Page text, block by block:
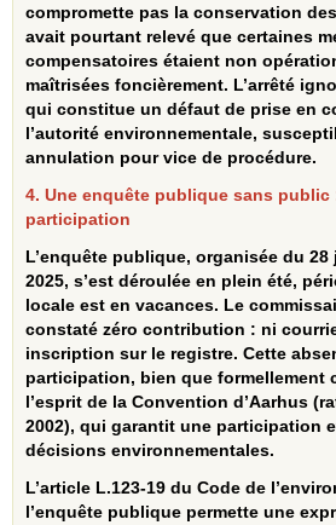
compromette pas la conservation
avait pourtant relevé que certaines
compensatoires étaient non
maîtrisées foncièrement. L’arrêté
qui constitue un défaut de prise en
l’autorité environnementale,
annulation pour vice de procédure.
4. Une enquête publique sans public
participation
L’enquête publique, organisée du
2025, s’est déroulée en plein été,
locale est en vacances. Le
constaté zéro contribution : ni
inscription sur le registre. Cette
participation, bien que formellement
l’esprit de la Convention d’Aarhus
2002), qui garantit une participation
décisions environnementales.
L’article L.123‑19 du Code de
l’enquête publique permette une